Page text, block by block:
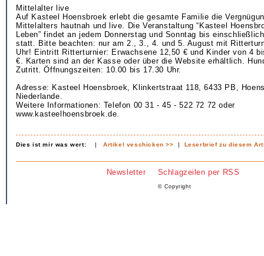
Mittelalter live
Auf Kasteel Hoensbroek erlebt die gesamte Familie die
Mittelalters hautnah und live. Die Veranstaltung “Kasteel
Leben” findet an jedem Donnerstag und Sonntag bis
statt. Bitte beachten: nur am 2., 3., 4. und 5. August mit
Uhr! Eintritt Ritterturnier: Erwachsene 12,50 € und Kinder von 4
€. Karten sind an der Kasse oder über die Website erhältlich.
Zutritt. Öffnungszeiten: 10.00 bis 17.30 Uhr.
Adresse: Kasteel Hoensbroek, Klinkertstraat 118, 6433 PB,
Niederlande.
Weitere Informationen: Telefon 00 31 - 45 - 522 72 72 oder
www.kasteelhoensbroek.de.
Dies ist mir was wert: |Artikel veschicken >> | Leserbrief zu diesem
Newsletter Schlagzeilen per RSS
© Copyright